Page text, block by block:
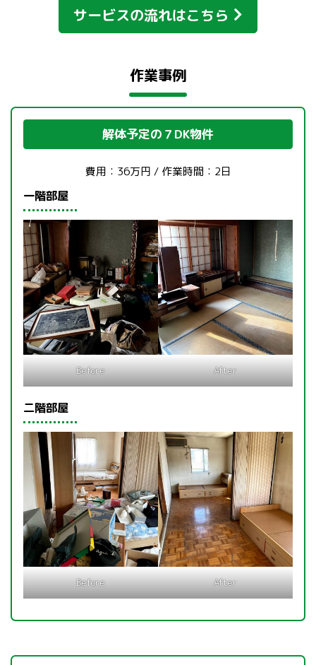
サービスの流れはこちら
作業事例
解体予定の７DK物件
費用：36万円 / 作業時間：2日
一階部屋
Before After
二階部屋
Before After